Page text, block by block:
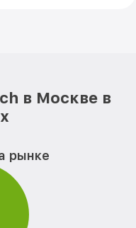
в Москве в
рынке